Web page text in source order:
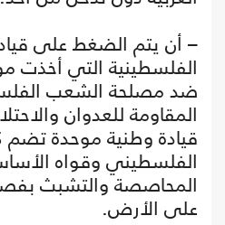
– أن يتم الضغط على
الفلسطينية التي أخذت
ضد مصلحة الشعب
المقاومة للعدوان
قيادة وطنية موحدة
الفلسطيني وقواه
المحاصصة والتشبث
على الأرض.